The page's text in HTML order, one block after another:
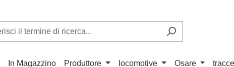
In Magazzino Produttore locomotive Osare tracce